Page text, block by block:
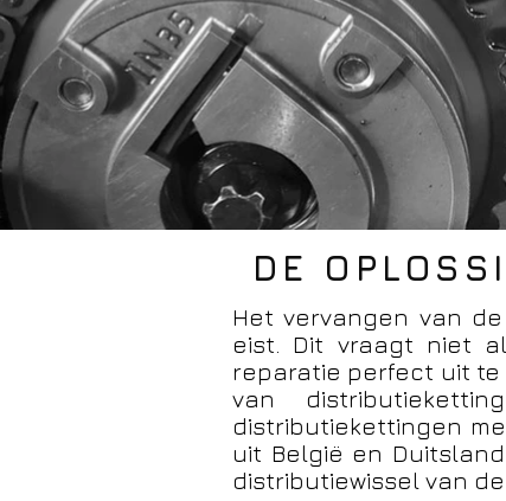
DE
Het vervangen van de
eist. Dit vraagt niet
reparatie perfect uit te
van
distributiekettingen
uit België en
distributiewissel van